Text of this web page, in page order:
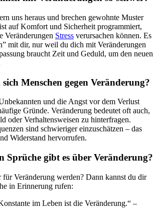
uns heraus und brechen gewohnte Muster
auf Komfort und Sicherheit programmiert,
Veränderungen Stress verursachen können. Es
mit dir, nur weil du dich mit Veränderungen
braucht Zeit und Geduld, um den neuen
Menschen gegen Veränderung?
und die Angst vor dem Verlust
Gründe. Veränderung bedeutet oft auch,
oder Verhaltensweisen zu hinterfragen.
sind schwieriger einzuschätzen – das
Widerstand hervorrufen.
Sprüche gibt es über Veränderung?
für Veränderung werden? Dann kannst du dir
in Erinnerung rufen:
im Leben ist die Veränderung.“ –